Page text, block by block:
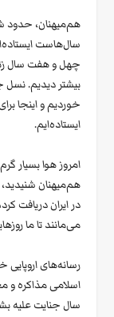
هم‌میهنان، حدود
سال‌هاست
چهل و هفت سال
بیشتر دیدیم.
خوردیم و اینجا
ایستاده‌ایم.
امروز هوا بسیار
هم‌میهنان
در ایران دریافت
می‌مانند تا ما
رسانه‌های
سال جنایت علیه